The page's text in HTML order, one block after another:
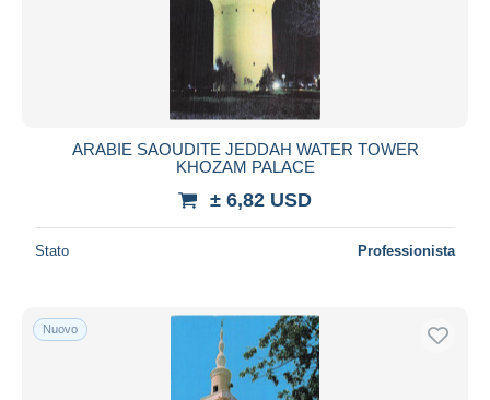
ARABIE SAOUDITE JEDDAH WATER TOWER
KHOZAM PALACE
± 6,82 USD
Stato Professionista
Nuovo